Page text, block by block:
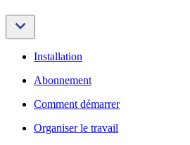
Installation
Abonnement
Comment démarrer
Organiser le travail